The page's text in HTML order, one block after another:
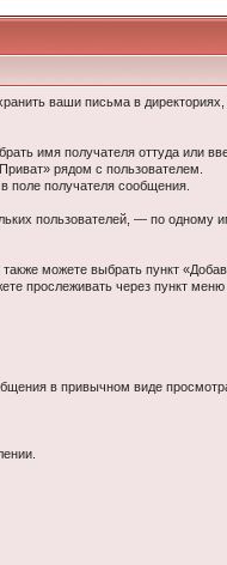
ваши письма в директориях,
имя получателя оттуда или
рядом с пользователем.
поле получателя сообщения.
пользователей, — по одному
можете выбрать пункт
прослеживать через пункт
в привычном виде